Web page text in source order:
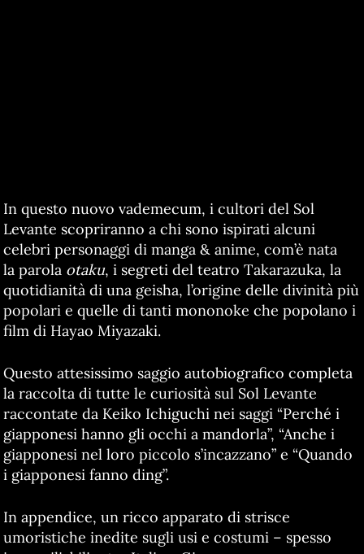
In questo nuovo vademecum, i cultori del Sol
Levante scopriranno a chi sono ispirati alcuni
celebri personaggi di manga & anime, com’è nata
la parola otaku, i segreti del teatro Takarazuka, la
quotidianità di una geisha, l’origine delle divinità più
popolari e quelle di tanti mononoke che popolano i
film di Hayao Miyazaki.
Questo attesissimo saggio autobiografico completa
la raccolta di tutte le curiosità sul Sol Levante
raccontate da Keiko Ichiguchi nei saggi “Perché i
giapponesi hanno gli occhi a mandorla”, “Anche i
giapponesi nel loro piccolo s’incazzano” e “Quando
i giapponesi fanno ding”.
In appendice, un ricco apparato di strisce
umoristiche inedite sugli usi e costumi – spesso